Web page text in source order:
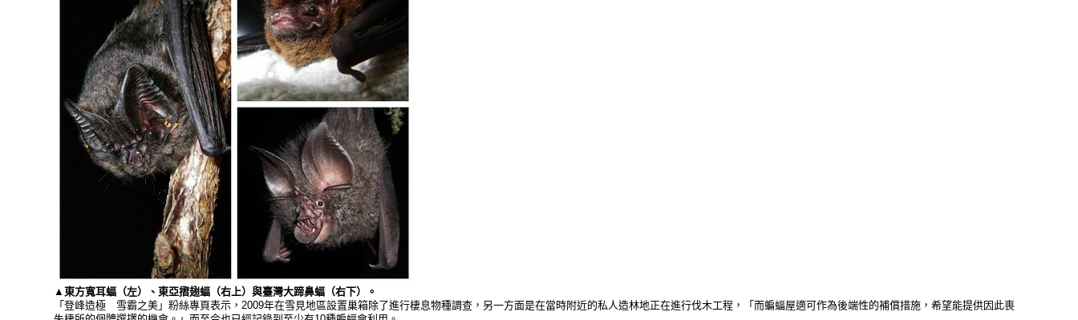
▲東方寬耳蝠（左）、東亞摺翅蝠（右上）與臺灣大蹄鼻蝠（右下）。
「登峰造極 雪霸之美」粉絲專頁表示，2009年在雪見地區設置巢箱除了進行棲息物種調查，另一方面是在當時附近的私人造林地正在進行伐木工程，「而蝙蝠屋適可作為後端性的補償措施，希望能提供因此喪